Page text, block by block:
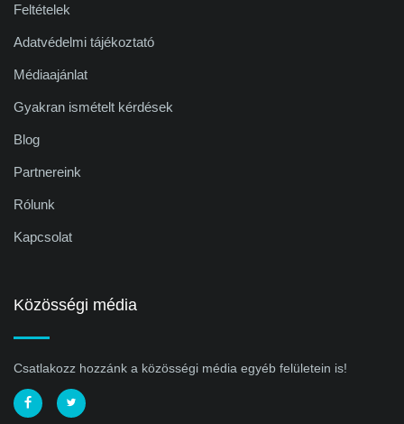
Feltételek
Adatvédelmi tájékoztató
Médiaajánlat
Gyakran ismételt kérdések
Blog
Partnereink
Rólunk
Kapcsolat
Közösségi média
Csatlakozz hozzánk a közösségi média egyéb felületein is!